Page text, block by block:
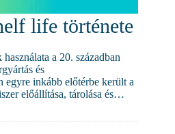
life története
a 20. században
és
egyre inkább előtérbe került a
előállítása, tárolása és…